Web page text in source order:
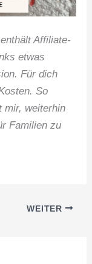
Affiliate-
etwas
Für dich
So
mir, weiterhin
Familien zu
WEITER